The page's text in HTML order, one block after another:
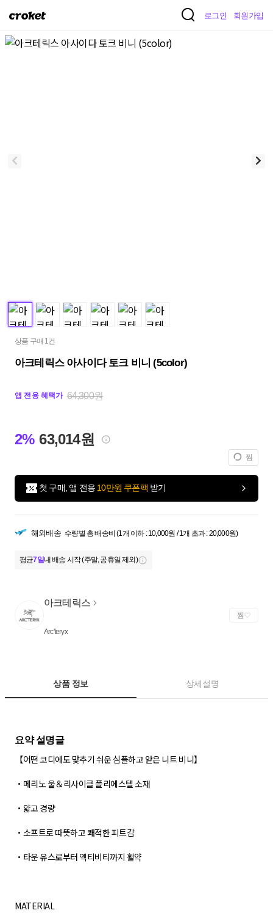
크
켓
로그인 회원가입
상품 구매 1건
아크테릭스 아사이다 토크 비니 (5color)
앱 전용 혜택가 64,300원
2% 63,014원
찜
첫 구매, 앱 전용 10만원 쿠폰팩 받기
해외배송 수량별 총 배송비 (1개 이하 : 10,000원 / 1개 초과 : 20,000원)
평균7일내 배송 시작 (주말, 공휴일 제외)
아크테릭스
Arc'teryx
찜
상품 정보 상세설명
요약 설명글
【어떤 코디에도 맞추기 쉬운 심플하고 얕은 니트 비니】
・메리노 울＆리사이클 폴리에스텔 소재
・얇고 경량
・소프트로 따뜻하고 쾌적한 피트감
・타운 유스로부터 액티비티까지 활약
MATERIAL